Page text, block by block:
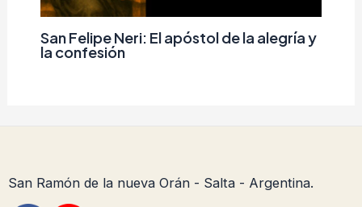
San Felipe Neri: El apóstol de la alegría y
la confesión
San Ramón de la nueva Orán - Salta - Argentina.